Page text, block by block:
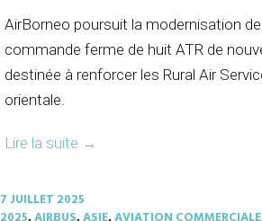
AirBorneo poursuit la modernisation
commande ferme de huit ATR de
destinée à renforcer les Rural Air
orientale.
Lire la suite →
7 JUILLET 2025